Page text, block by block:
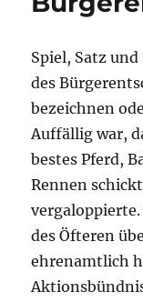
Spiel, Satz
des
bezeichnen
Auffällig war,
bestes Pferd,
Rennen
des Öfteren
ehrenamtlich